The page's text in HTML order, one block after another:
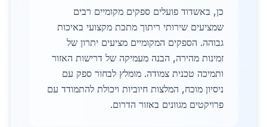
כן, באשדוד פועלים ספקים מקומיים רבים
שמציעים שירותי ריתוך מתכת מקצועי באיכות
גבוהה. הספקים המקומיים מציעים יתרון של
זמינות מהירה, הבנה מעמיקה של דרישות האזור
ותמיכה טכנית צמודה. מומלץ לבחור ספק עם
ניסיון מוכח, המלצות חיוביות ויכולת להתמודד עם
פרויקטים מגוונים באזור הדרום.